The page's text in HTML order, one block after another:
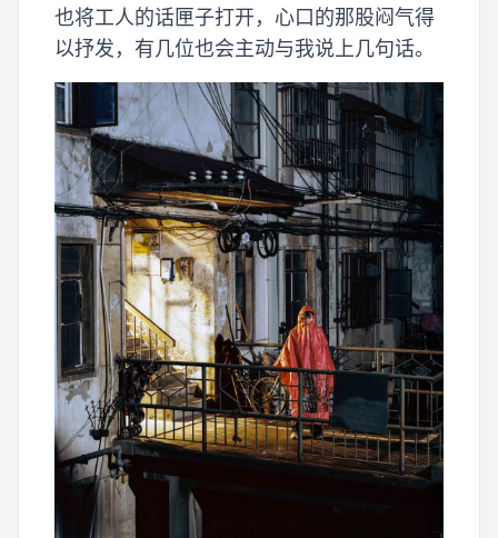
也将工人的话匣子打开，心口的那股闷气得
以抒发，有几位也会主动与我说上几句话。